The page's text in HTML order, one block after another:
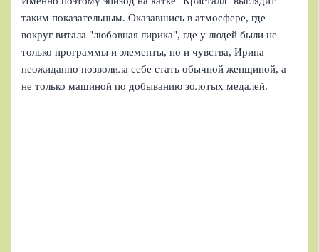
таким показательным. Оказавшись в атмосфере, где
вокруг витала "любовная лирика", где у людей были не
только программы и элементы, но и чувства, Ирина
неожиданно позволила себе стать обычной женщиной, а
не только машиной по добыванию золотых медалей.